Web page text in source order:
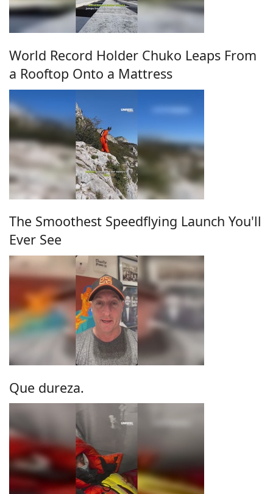
World Record Holder Chuko Leaps From
a Rooftop Onto a Mattress
The Smoothest Speedflying Launch You'll
Ever See
Que dureza.